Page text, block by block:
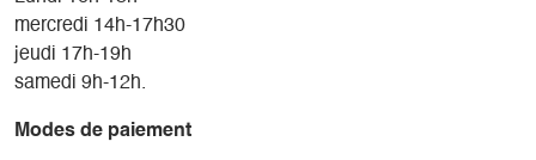
mercredi 14h-17h30
jeudi 17h-19h
samedi 9h-12h.
Modes de paiement